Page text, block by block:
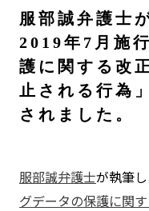
服部誠弁護士
2019年7月施
護に関する改
止される行為
されました。
服部誠弁護士が執筆
グデータの保護に関